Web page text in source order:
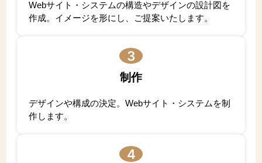
Webサイト・システムの構造やデザインの設計図を
作成。イメージを形にし、ご提案いたします。
3
制作
デザインや構成の決定。Webサイト・システムを制
作します。
4